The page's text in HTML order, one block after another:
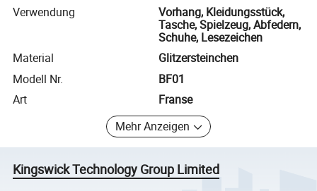
Verwendung
Vorhang, Kleidungsstück,
Tasche, Spielzeug, Abfedern,
Schuhe, Lesezeichen
Material
Glitzersteinchen
Modell Nr.
BF01
Art
Franse
Mehr Anzeigen
Kingswick Technology Group Limited